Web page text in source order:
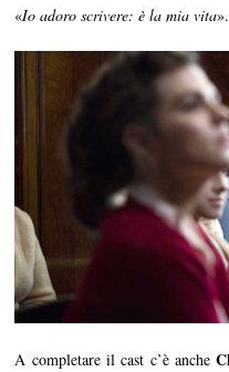
«Io adoro scrivere: è la mia vita».
A completare il cast c’è anche